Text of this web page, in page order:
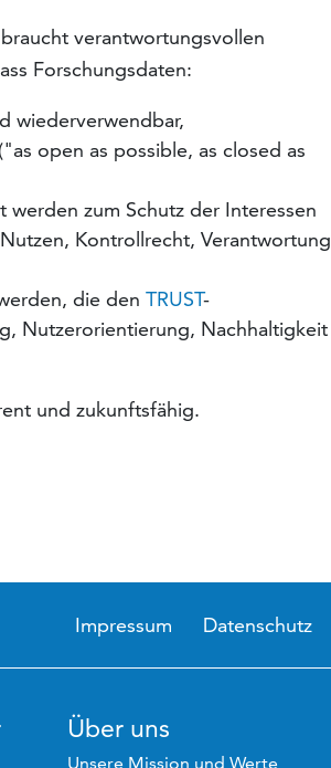
verantwortungsvollen
Forschungsdaten:
wiederverwendbar,
open as possible, as closed as
zum Schutz der Interessen
Kontrollrecht, Verantwortung
die denTRUST-
Nutzerorientierung, Nachhaltigkeit
und zukunftsfähig.
Impressum Datenschutz
Über uns
Unsere Mission und Werte